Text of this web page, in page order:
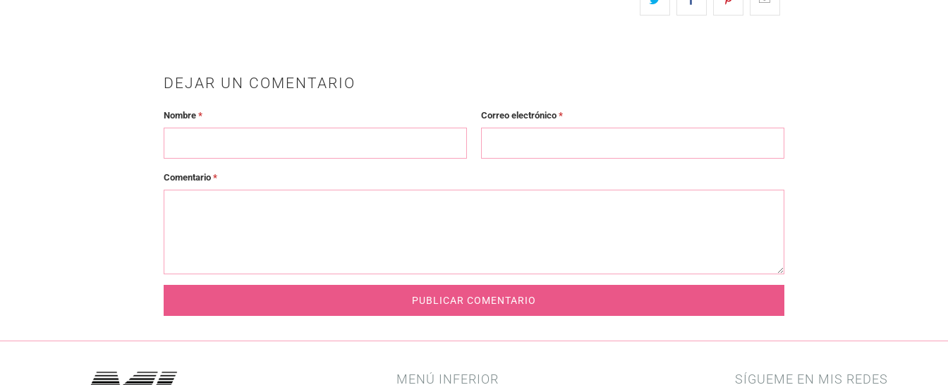
DEJAR UN COMENTARIO
Nombre * Correo electrónico *
Comentario *
MENÚ INFERIOR SÍGUEME EN MIS REDES